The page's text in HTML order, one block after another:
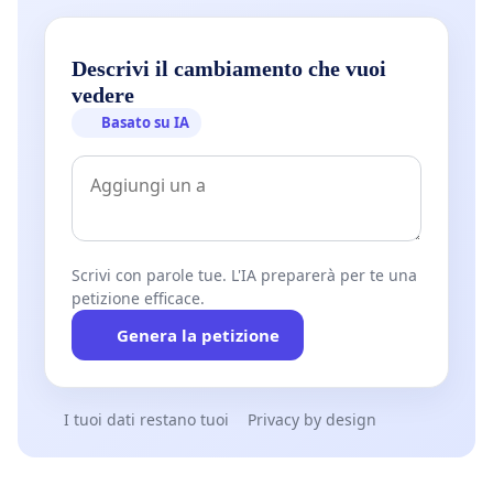
Descrivi il cambiamento che vuoi
vedere
Basato su IA
Scrivi con parole tue. L'IA preparerà per te una
petizione efficace.
Genera la petizione
I tuoi dati restano tuoi Privacy by design